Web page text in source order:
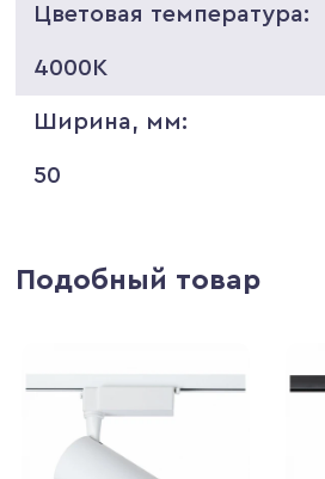
Цветовая температура:
4000K
Ширина, мм:
50
Подобный товар